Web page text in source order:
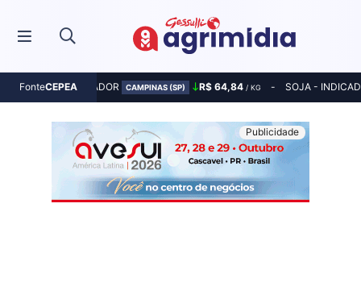
FonteCEPEA
MILHO - INDICADOR CAMPINAS (SP) R$ 64,84 / KG SOJA -